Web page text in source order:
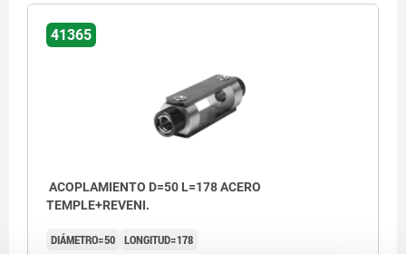
41365
ACOPLAMIENTO D=50 L=178 ACERO
TEMPLE+REVENI.
DIÁMETRO=50 LONGITUD=178